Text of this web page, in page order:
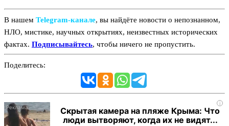
В нашем Telegram‑канале, вы найдёте новости о непознанном,
НЛО, мистике, научных открытиях, неизвестных исторических
фактах. Подписывайтесь, чтобы ничего не пропустить.
Поделитесь:
i
Скрытая камера на пляже Крыма: Что
люди вытворяют, когда их не видят...